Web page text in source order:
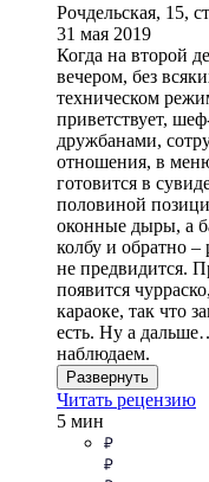
Рочдельская, 15,
31 мая 2019
Когда на второй
вечером, без
техническом
приветствует,
дружбанами,
отношения, в
готовится в
половиной
оконные дыры, а
колбу и обратно –
не предвидится.
появится
караоке, так что
есть. Ну а
наблюдаем.
Развернуть
Читать рецензию
5 мин